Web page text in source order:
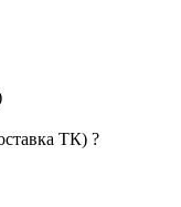
ТК) ?